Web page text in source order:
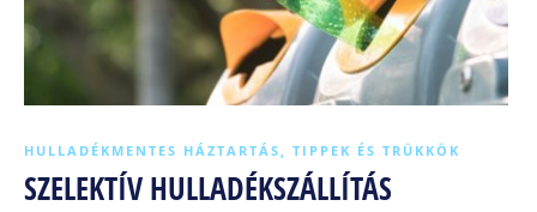
HULLADÉKMENTES HÁZTARTÁS, TIPPEK ÉS TRÜKKÖK
SZELEKTÍV HULLADÉKSZÁLLÍTÁS